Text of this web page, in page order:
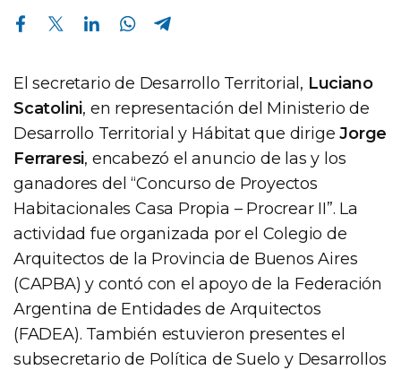
Compartir en Facebook Compartir en Twitter Compartir en Linkedin Compartir en Whatsapp
El secretario de Desarrollo Territorial, Luciano
Scatolini, en representación del Ministerio de
Desarrollo Territorial y Hábitat que dirigeJorge
Ferraresi, encabezó el anuncio de las y los
ganadores del “Concurso de Proyectos
Habitacionales Casa Propia – Procrear II”. La
actividad fue organizada por el Colegio de
Arquitectos de la Provincia de Buenos Aires
(CAPBA) y contó con el apoyo de la Federación
Argentina de Entidades de Arquitectos
(FADEA). También estuvieron presentes el
subsecretario de Política de Suelo y Desarrollos